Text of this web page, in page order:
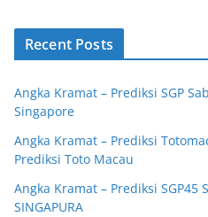
Recent Posts
Angka Kramat – Prediksi SGP
Singapore
Angka Kramat – Prediksi
Prediksi Toto Macau
Angka Kramat – Prediksi SGP45
SINGAPURA